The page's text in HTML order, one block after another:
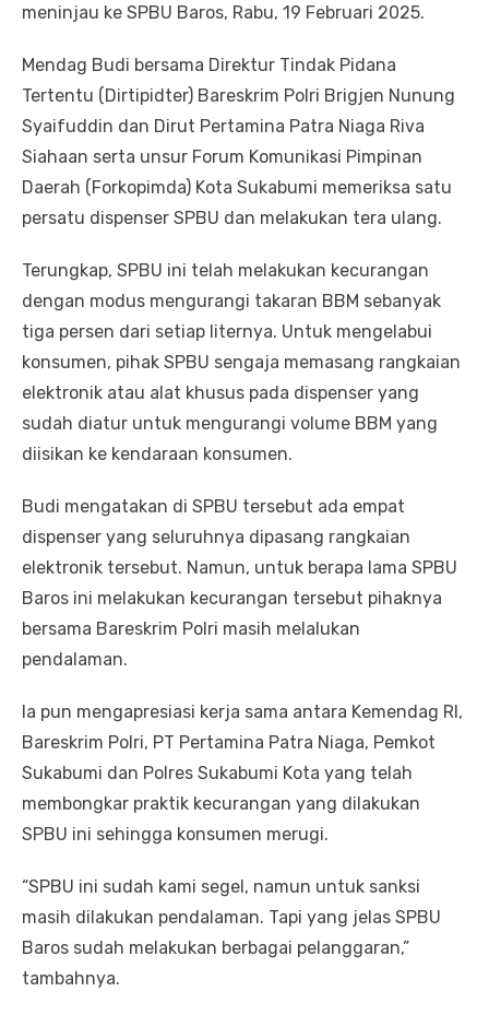
meninjau ke SPBU Baros, Rabu, 19 Februari 2025.
Mendag Budi bersama Direktur Tindak Pidana
Tertentu (Dirtipidter) Bareskrim Polri Brigjen Nunung
Syaifuddin dan Dirut Pertamina Patra Niaga Riva
Siahaan serta unsur Forum Komunikasi Pimpinan
Daerah (Forkopimda) Kota Sukabumi memeriksa satu
persatu dispenser SPBU dan melakukan tera ulang.
Terungkap, SPBU ini telah melakukan kecurangan
dengan modus mengurangi takaran BBM sebanyak
tiga persen dari setiap liternya. Untuk mengelabui
konsumen, pihak SPBU sengaja memasang rangkaian
elektronik atau alat khusus pada dispenser yang
sudah diatur untuk mengurangi volume BBM yang
diisikan ke kendaraan konsumen.
Budi mengatakan di SPBU tersebut ada empat
dispenser yang seluruhnya dipasang rangkaian
elektronik tersebut. Namun, untuk berapa lama SPBU
Baros ini melakukan kecurangan tersebut pihaknya
bersama Bareskrim Polri masih melalukan
pendalaman.
Ia pun mengapresiasi kerja sama antara Kemendag RI,
Bareskrim Polri, PT Pertamina Patra Niaga, Pemkot
Sukabumi dan Polres Sukabumi Kota yang telah
membongkar praktik kecurangan yang dilakukan
SPBU ini sehingga konsumen merugi.
“SPBU ini sudah kami segel, namun untuk sanksi
masih dilakukan pendalaman. Tapi yang jelas SPBU
Baros sudah melakukan berbagai pelanggaran,”
tambahnya.